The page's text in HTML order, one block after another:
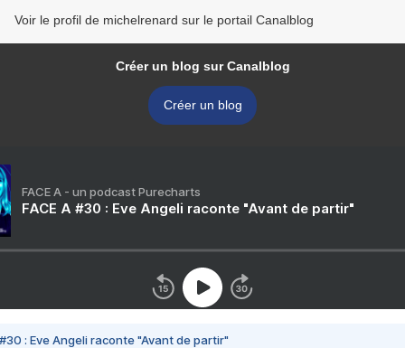
Voir le profil de michelrenard sur le portail Canalblog
Créer un blog sur Canalblog
Créer un blog
FACE A - un podcast Purecharts
FACE A #30 : Eve Angeli raconte "Avant de partir"
#30 : Eve Angeli raconte "Avant de partir"